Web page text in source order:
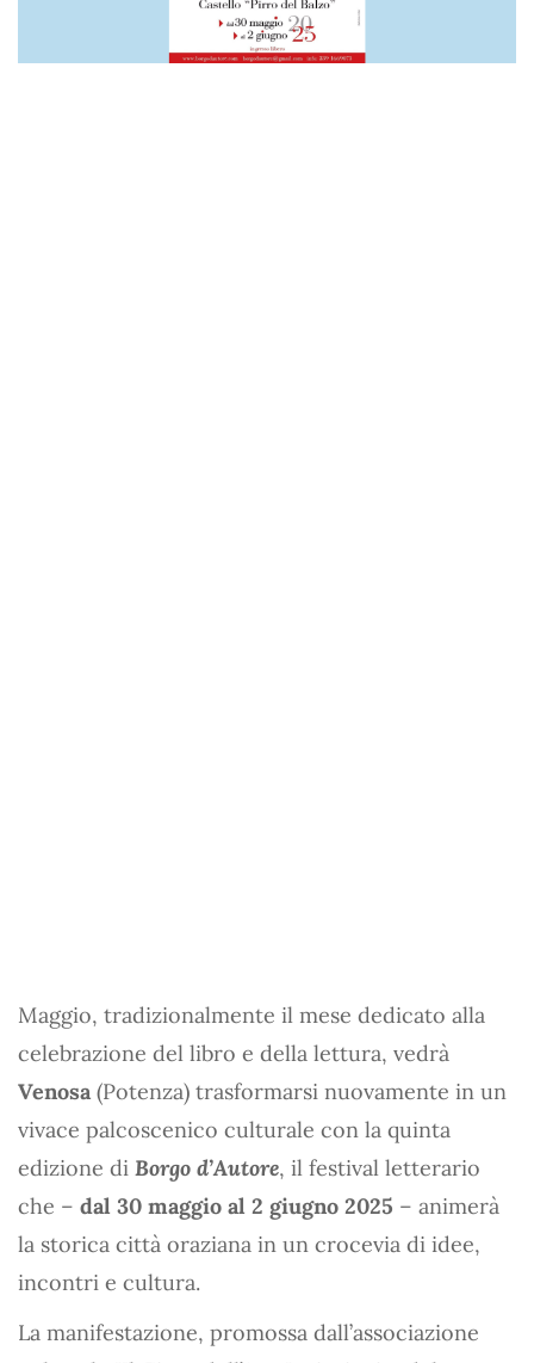
Maggio, tradizionalmente il mese dedicato alla
celebrazione del libro e della lettura, vedrà
Venosa (Potenza) trasformarsi nuovamente in un
vivace palcoscenico culturale con la quinta
edizione di Borgo d’Autore, il festival letterario
che – dal 30 maggio al 2 giugno 2025 – animerà
la storica città oraziana in un crocevia di idee,
incontri e cultura.
La manifestazione, promossa dall’associazione